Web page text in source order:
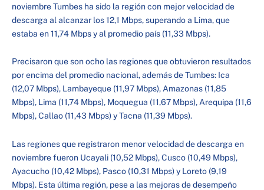
noviembre Tumbes ha sido la región con mejor velocidad de
descarga al alcanzar los 12,1 Mbps, superando a Lima, que
estaba en 11,74 Mbps y al promedio país (11,33 Mbps).
Precisaron que son ocho las regiones que obtuvieron resultados
por encima del promedio nacional, además de Tumbes: Ica
(12,07 Mbps), Lambayeque (11,97 Mbps), Amazonas (11,85
Mbps), Lima (11,74 Mbps), Moquegua (11,67 Mbps), Arequipa (11,6
Mbps), Callao (11,43 Mbps) y Tacna (11,39 Mbps).
Las regiones que registraron menor velocidad de descarga en
noviembre fueron Ucayali (10,52 Mbps), Cusco (10,49 Mbps),
Ayacucho (10,42 Mbps), Pasco (10,31 Mbps) y Loreto (9,19
Mbps). Esta última región, pese a las mejoras de desempeño